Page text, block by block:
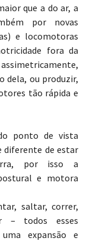
que a do ar, a
por novas
e locomotoras
fora da
dela, ou produzir,
tão rápida e
ponto de vista
diferente de estar
por isso a
e motora
saltar, correr,
– todos esses
expansão e